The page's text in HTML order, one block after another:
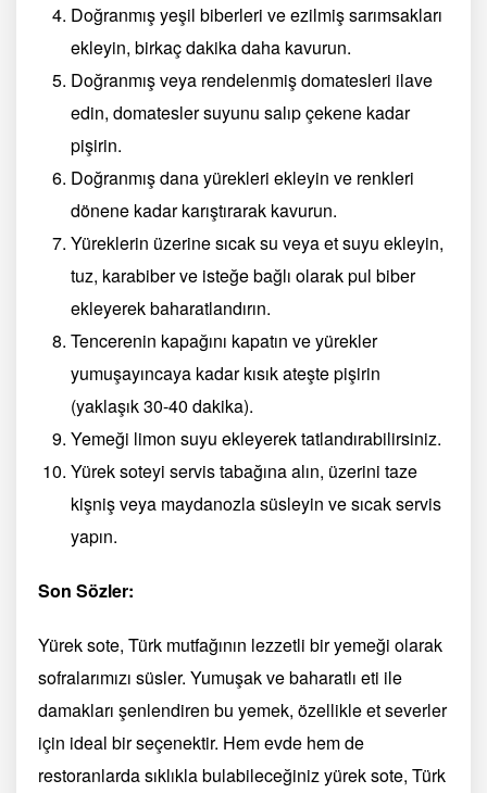
Doğranmış yeşil biberleri ve ezilmiş sarımsakları
ekleyin, birkaç dakika daha kavurun.
Doğranmış veya rendelenmiş domatesleri ilave
edin, domatesler suyunu salıp çekene kadar
pişirin.
Doğranmış dana yürekleri ekleyin ve renkleri
dönene kadar karıştırarak kavurun.
Yüreklerin üzerine sıcak su veya et suyu ekleyin,
tuz, karabiber ve isteğe bağlı olarak pul biber
ekleyerek baharatlandırın.
Tencerenin kapağını kapatın ve yürekler
yumuşayıncaya kadar kısık ateşte pişirin
(yaklaşık 30-40 dakika).
Yemeği limon suyu ekleyerek tatlandırabilirsiniz.
Yürek soteyi servis tabağına alın, üzerini taze
kişniş veya maydanozla süsleyin ve sıcak servis
yapın.
Son Sözler:
Yürek sote, Türk mutfağının lezzetli bir yemeği olarak
sofralarımızı süsler. Yumuşak ve baharatlı eti ile
damakları şenlendiren bu yemek, özellikle et severler
için ideal bir seçenektir. Hem evde hem de
restoranlarda sıklıkla bulabileceğiniz yürek sote, Türk